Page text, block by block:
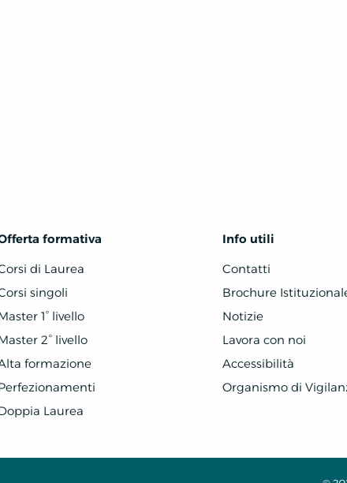
formativa
di Laurea
singoli
1° livello
2° livello
formazione
Laurea
Info utili
Contatti
Brochure
Notizie
Lavora con noi
Accessibilità
Organismo di